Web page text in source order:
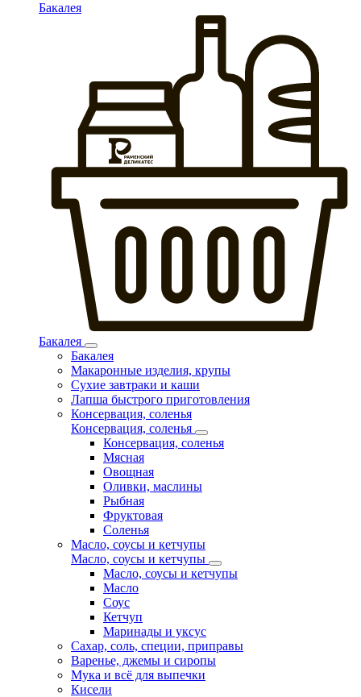
Бакалея
Бакалея
Бакалея
Макаронные изделия, крупы
Сухие завтраки и каши
Лапша быстрого приготовления
Консервация, соленья
Консервация, соленья
Консервация, соленья
Мясная
Овощная
Оливки, маслины
Рыбная
Фруктовая
Соленья
Масло, соусы и кетчупы
Масло, соусы и кетчупы
Масло, соусы и кетчупы
Масло
Соус
Кетчуп
Маринады и уксус
Сахар, соль, специи, приправы
Варенье, джемы и сиропы
Мука и всё для выпечки
Кисели